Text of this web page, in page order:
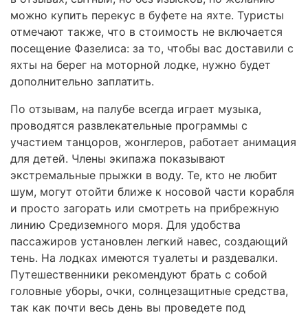
можно купить перекус в буфете на яхте. Туристы
отмечают также, что в стоимость не включается
посещение Фазелиса: за то, чтобы вас доставили с
яхты на берег на моторной лодке, нужно будет
дополнительно заплатить.
По отзывам, на палубе всегда играет музыка,
проводятся развлекательные программы с
участием танцоров, жонглеров, работает анимация
для детей. Члены экипажа показывают
экстремальные прыжки в воду. Те, кто не любит
шум, могут отойти ближе к носовой части корабля
и просто загорать или смотреть на прибрежную
линию Средиземного моря. Для удобства
пассажиров установлен легкий навес, создающий
тень. На лодках имеются туалеты и раздевалки.
Путешественники рекомендуют брать с собой
головные уборы, очки, солнцезащитные средства,
так как почти весь день вы проведете под